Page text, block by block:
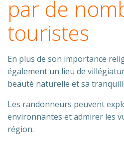
par de
touristes
En plus de son importance
également un lieu de
beauté naturelle et sa
Les randonneurs peuvent
environnantes et admirer les
région.